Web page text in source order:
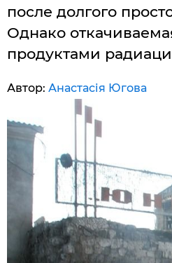
после долгого
Однако
продуктами
Автор: Анастасія Югова